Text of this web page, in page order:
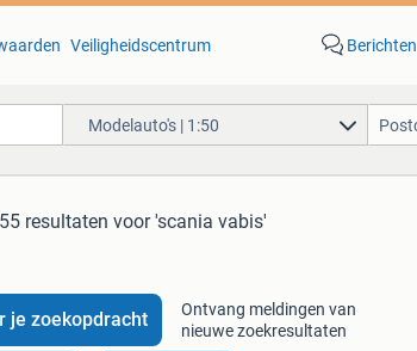
Veiligheidscentrum Berichten
Modelauto's | 1:50
55 resultaten voor 'scania vabis'
je zoekopdracht
Ontvang meldingen van
nieuwe zoekresultaten